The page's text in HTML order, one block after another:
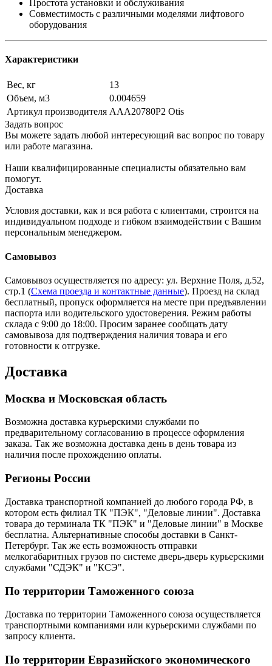
Простота установки и обслуживания
Совместимость с различными моделями лифтового
оборудования
Характеристики
Вес, кг
13
Объем, м3
0.004659
Артикул производителя AAA20780P2 Otis
Задать вопрос
Вы можете задать любой интересующий вас вопрос по товару
или работе магазина.
Наши квалифицированные специалисты обязательно вам
помогут.
Доставка
Условия доставки, как и вся работа с клиентами, строится на
индивидуальном подходе и гибком взаимодействии с Вашим
персональным менеджером.
Самовывоз
Самовывоз осуществляется по адресу: ул. Верхние Поля, д.52,
стр.1 (Схема проезда и контактные данные). Проезд на склад
бесплатный, пропуск оформляется на месте при предъявлении
паспорта или водительского удостоверения. Режим работы
склада с 9:00 до 18:00. Просим заранее сообщать дату
самовывоза для подтверждения наличия товара и его
готовности к отгрузке.
Доставка
Москва и Московская область
Возможна доставка курьерскими службами по
предварительному согласованию в процессе оформления
заказа. Так же возможна доставка день в день товара из
наличия после прохождению оплаты.
Регионы России
Доставка транспортной компанией до любого города РФ, в
котором есть филиал ТК "ПЭК", "Деловые линии". Доставка
товара до терминала ТК "ПЭК" и "Деловые линии" в Москве
бесплатна. Альтернативные способы доставки в Санкт-
Петербург. Так же есть возможность отправки
мелкогабаритных грузов по системе дверь-дверь курьерскими
службами "СДЭК" и "КСЭ".
По территории Таможенного союза
Доставка по территории Таможенного союза осуществляется
транспортными компаниями или курьерскими службами по
запросу клиента.
По территории Евразийского экономического